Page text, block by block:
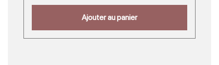
Ajouter au panier